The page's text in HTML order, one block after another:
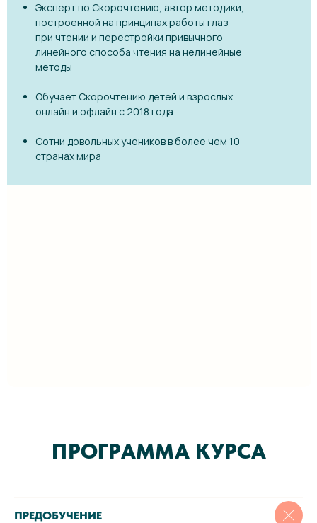
Эксперт по Скорочтению, автор методики,
построенной на принципах работы глаз
при чтении и перестройки привычного
линейного способа чтения на нелинейные
методы
Обучает Скорочтению детей и взрослых
онлайн и офлайн с 2018 года
Сотни довольных учеников в более чем 10
странах мира
ПРОГРАММА КУРСА
ПРЕДОБУЧЕНИЕ